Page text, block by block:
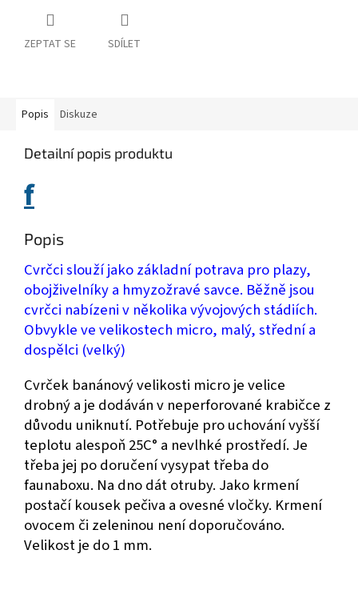
ZEPTAT SE SDÍLET
Popis Diskuze
Detailní popis produktu
f
Popis
Cvrčci slouží jako základní potrava pro plazy,
obojživelníky a hmyzožravé savce. Běžně jsou
cvrčci nabízeni v několika vývojových stádiích.
Obvykle ve velikostech micro, malý, střední a
dospělci (velký)
Cvrček banánový velikosti micro je velice
drobný a je dodáván v neperforované krabičce z
důvodu uniknutí. Potřebuje pro uchování vyšší
teplotu alespoň 25C° a nevlhké prostředí. Je
třeba jej po doručení vysypat třeba do
faunaboxu. Na dno dát otruby. Jako krmení
postačí kousek pečiva a ovesné vločky. Krmení
ovocem či zeleninou není doporučováno.
Velikost je do 1 mm.